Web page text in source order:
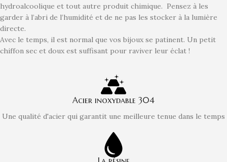
hydroalcoolique et tout autre produit chimique. Pensez à les
garder à l’abri de l’humidité et de ne pas les stocker à la lumière
directe.
Avec le temps, il est normal que vos bijoux se patinent. Un petit
chiffon sec et doux est suffisant pour raviver leur éclat !
Acier inoxydable 304
Une qualité d'acier qui garantit une meilleure tenue dans le temps